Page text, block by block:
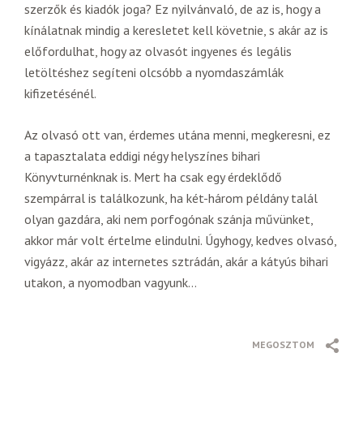
szerzők és kiadók joga? Ez nyilvánvaló, de az is, hogy a
kínálatnak mindig a keresletet kell követnie, s akár az is
előfordulhat, hogy az olvasót ingyenes és legális
letöltéshez segíteni olcsóbb a nyomdaszámlák
kifizetésénél.
Az olvasó ott van, érdemes utána menni, megkeresni, ez
a tapasztalata eddigi négy helyszínes bihari
Könyvturnénknak is. Mert ha csak egy érdeklődő
szempárral is találkozunk, ha két-három példány talál
olyan gazdára, aki nem porfogónak szánja művünket,
akkor már volt értelme elindulni. Úgyhogy, kedves olvasó,
vigyázz, akár az internetes sztrádán, akár a kátyús bihari
utakon, a nyomodban vagyunk…
MEGOSZTOM